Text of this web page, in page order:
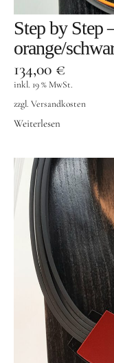
Step by Step
orange/
134,00 €
inkl. 19 % MwSt.
zzgl. Versandkosten
Weiterlesen